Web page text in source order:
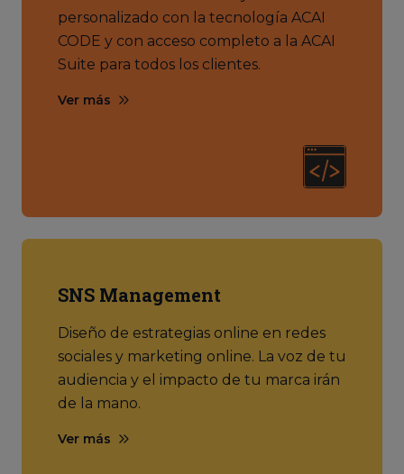
personalizado con la tecnología ACAI
CODE y con acceso completo a la ACAI
Suite para todos los clientes.
Ver más
SNS Management
Diseño de estrategias online en redes
sociales y marketing online. La voz de tu
audiencia y el impacto de tu marca irán
de la mano.
Ver más